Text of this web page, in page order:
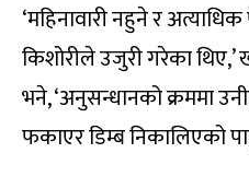
‘महिनावारी नहुने र
किशोरीले उजुरी गरेका
भने, ‘अनुसन्धानको क्रममा
फकाएर डिम्ब निकालिएको